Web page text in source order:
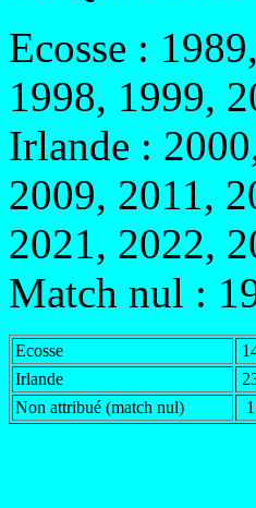
Ecosse :
1998, 1999,
Irlande :
2009, 2011,
2021, 2022,
Match nul :
Ecosse
Irlande
Non attribué (match nul)
1